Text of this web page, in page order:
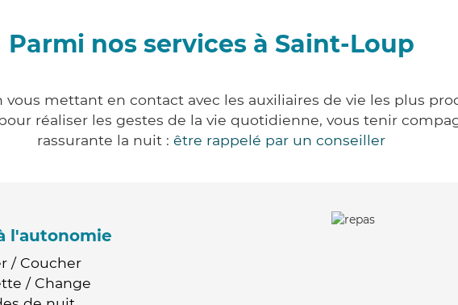
Parmi nos services à Saint-Loup
mettant en contact avec les auxiliaires de vie les plus
réaliser les gestes de la vie quotidienne, vous tenir
rassurante la nuit : être rappelé par un conseiller
l'autonomie
/ Coucher
/ Change